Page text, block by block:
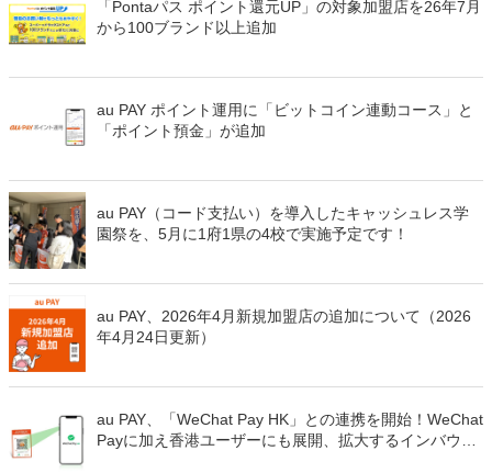
「Pontaパス ポイント還元UP」の対象加盟店を26年7月
から100ブランド以上追加
au PAY ポイント運用に「ビットコイン連動コース」と
「ポイント預金」が追加
au PAY（コード支払い）を導入したキャッシュレス学
園祭を、5月に1府1県の4校で実施予定です！
au PAY、2026年4月新規加盟店の追加について（2026
年4月24日更新）
au PAY、「WeChat Pay HK」との連携を開始！WeChat
Payに加え香港ユーザーにも展開、拡大するインバウン